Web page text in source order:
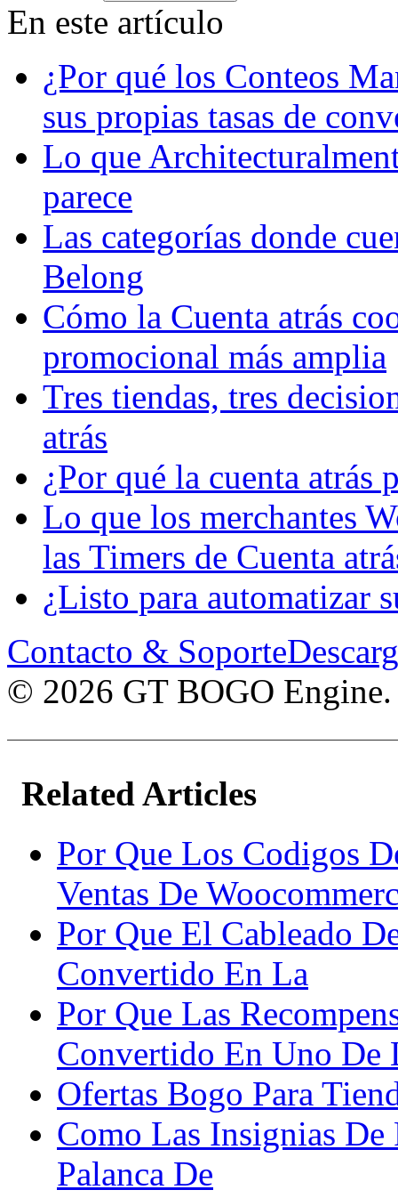
En este artículo
¿Por qué los Conteos
sus propias tasas de
Lo que
parece
Las categorías donde
Belong
Cómo la Cuenta atrás
promocional más amplia
Tres tiendas, tres
atrás
¿Por qué la cuenta atrás
Lo que los merchantes
las Timers de Cuenta
¿Listo para automatizar
Contacto & Soporte
© 2026 GT BOGO Engine.
Related Articles
Por Que Los Codigos
Ventas De
Por Que El Cableado
Convertido En La
Por Que Las
Convertido En Uno De
Ofertas Bogo Para
Como Las Insignias
Palanca De